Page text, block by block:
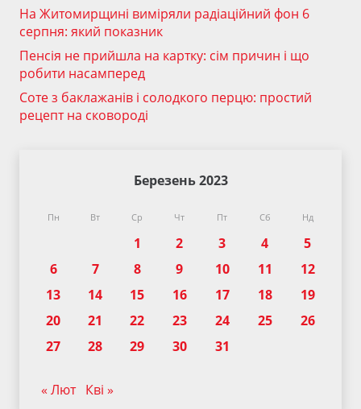
На Житомирщині виміряли радіаційний фон 6
серпня: який показник
Пенсія не прийшла на картку: сім причин і що
робити насамперед
Соте з баклажанів і солодкого перцю: простий
рецепт на сковороді
Березень 2023
Пн Вт Ср Чт Пт Сб Нд
1 2 3 4
5
6
7 8 9 10 11
12
13
14 15 16 17 18
19
20
21 22 23 24 25
26
27
28 29 30 31
« Лют Кві »